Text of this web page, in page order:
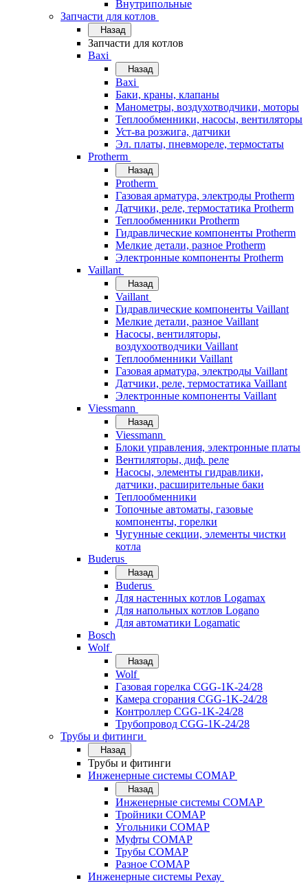
Внутрипольные
Запчасти для котлов
Назад
Запчасти для котлов
Baxi
Назад
Baxi
Баки, краны, клапаны
Манометры, воздухотводчики, моторы
Теплообменники, насосы, вентиляторы
Уст-ва розжига, датчики
Эл. платы, пневмореле, термостаты
Protherm
Назад
Protherm
Газовая арматура, электроды Protherm
Датчики, реле, термостатика Protherm
Теплообменники Protherm
Гидравлические компоненты Protherm
Мелкие детали, разное Protherm
Электронные компоненты Protherm
Vaillant
Назад
Vaillant
Гидравлические компоненты Vaillant
Мелкие детали, разное Vaillant
Насосы, вентиляторы,
воздухоотводчики Vaillant
Теплообменники Vaillant
Газовая арматура, электроды Vaillant
Датчики, реле, термостатика Vaillant
Электронные компоненты Vaillant
Viessmann
Назад
Viessmann
Блоки управления, электронные платы
Вентиляторы, диф. реле
Насосы, элементы гидравлики,
датчики, расширительные баки
Теплообменники
Топочные автоматы, газовые
компоненты, горелки
Чугунные секции, элементы чистки
котла
Buderus
Назад
Buderus
Для настенных котлов Logamax
Для напольных котлов Logano
Для автоматики Logamatic
Bosch
Wolf
Назад
Wolf
Газовая горелка CGG-1K-24/28
Камера сгорания CGG-1K-24/28
Контроллер CGG-1K-24/28
Трубопровод CGG-1K-24/28
Трубы и фитинги
Назад
Трубы и фитинги
Инженерные системы COMAP
Назад
Инженерные системы COMAP
Тройники COMAP
Угольники COMAP
Муфты COMAP
Трубы COMAP
Разное COMAP
Инженерные системы Рехау